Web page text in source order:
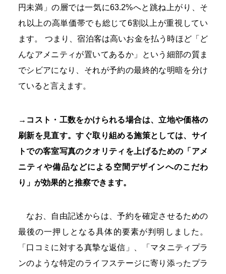
円未満」の層では一気に63.2%へと跳ね上がり、そ
れ以上の高単価帯でも総じて6割以上が重視してい
ます。 つまり、宿泊客は高いお金を払う時ほど「ど
んなアメニティが置いてあるか」という細部の質ま
でシビアになり、それが予約の最終的な明暗を分け
ていると言えます。
→コスト・工数をかけられる場合は、立地や価格の
刷新を見直す。すぐ取り組める施策としては、サイ
トでの客室写真のクオリティを上げるための「アメ
ニティや備品などによる空間デザインへのこだわ
り」が効果的と推察できます。
なお、自由記述からは、予約を確定させるための
最後の一押しとなる具体的要素が判明しました。
「口コミに対する真摯な返信」、「マタニティプラ
ンのような特定のライフステージに寄り添ったプラ